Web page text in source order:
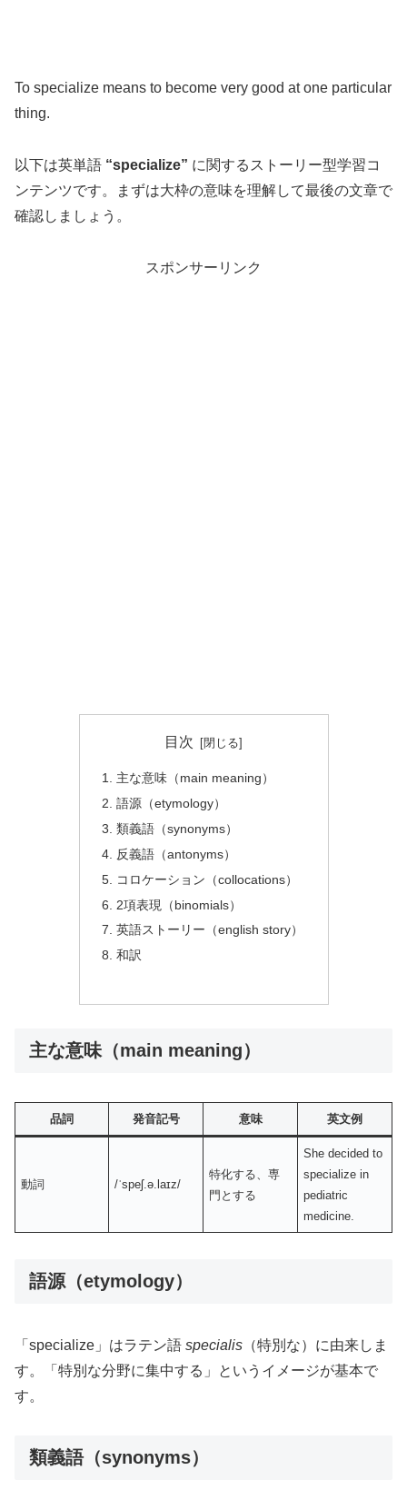
To specialize means to become very good at one particular
thing.
以下は英単語 “specialize” に関するストーリー型学習コ
ンテンツです。まずは大枠の意味を理解して最後の文章で
確認しましょう。
スポンサーリンク
目次
主な意味（main meaning）
語源（etymology）
類義語（synonyms）
反義語（antonyms）
コロケーション（collocations）
2項表現（binomials）
英語ストーリー（english story）
和訳
主な意味（main meaning）
品詞 発音記号 意味 英文例
動詞 /ˈspeʃ.ə.laɪz/
特化する、専
門とする
She decided to
specialize in
pediatric
medicine.
語源（etymology）
「specialize」はラテン語 specialis （特別な）に由来しま
す。「特別な分野に集中する」というイメージが基本で
す。
類義語（synonyms）